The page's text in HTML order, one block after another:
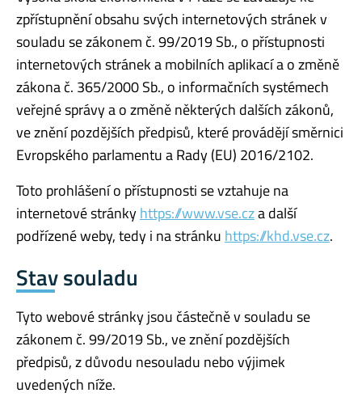
zpřístupnění obsahu svých internetových stránek v
souladu se zákonem č. 99/2019 Sb., o přístupnosti
internetových stránek a mobilních aplikací a o změně
zákona č. 365/2000 Sb., o informačních systémech
veřejné správy a o změně některých dalších zákonů,
ve znění pozdějších předpisů, které provádějí směrnici
Evropského parlamentu a Rady (EU) 2016/2102.
Toto prohlášení o přístupnosti se vztahuje na
internetové stránkyhttps://www.vse.cza další
podřízené weby, tedy i na stránku https://khd.vse.cz.
Stav souladu
Tyto webové stránky jsou částečně v souladu se
zákonem č. 99/2019 Sb., ve znění pozdějších
předpisů, z důvodu nesouladu nebo výjimek
uvedených níže.